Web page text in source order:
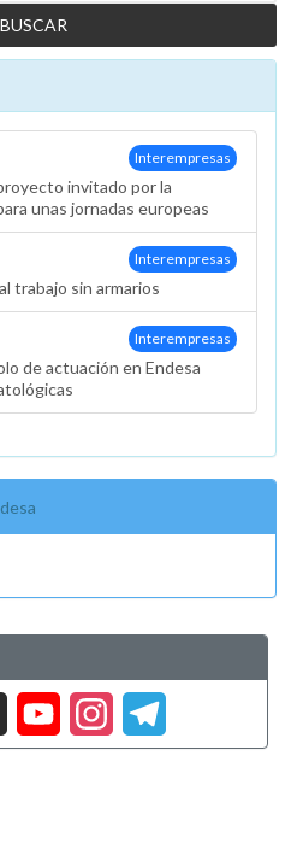
Interempresas
invitado por la
unas jornadas europeas
Interempresas
trabajo sin armarios
Interempresas
de actuación en Endesa
X